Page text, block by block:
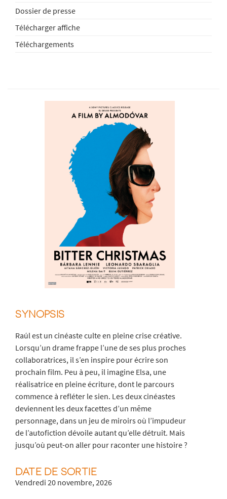
Dossier de presse
Télécharger affiche
Téléchargements
SYNOPSIS
Raúl est un cinéaste culte en pleine crise créative.
Lorsqu’un drame frappe l’une de ses plus proches
collaboratrices, il s’en inspire pour écrire son
prochain film. Peu à peu, il imagine Elsa, une
réalisatrice en pleine écriture, dont le parcours
commence à refléter le sien. Les deux cinéastes
deviennent les deux facettes d’un même
personnage, dans un jeu de miroirs où l’impudeur
de l’autofiction dévoile autant qu’elle détruit. Mais
jusqu’où peut-on aller pour raconter une histoire ?
DATE DE SORTIE
Vendredi 20 novembre, 2026